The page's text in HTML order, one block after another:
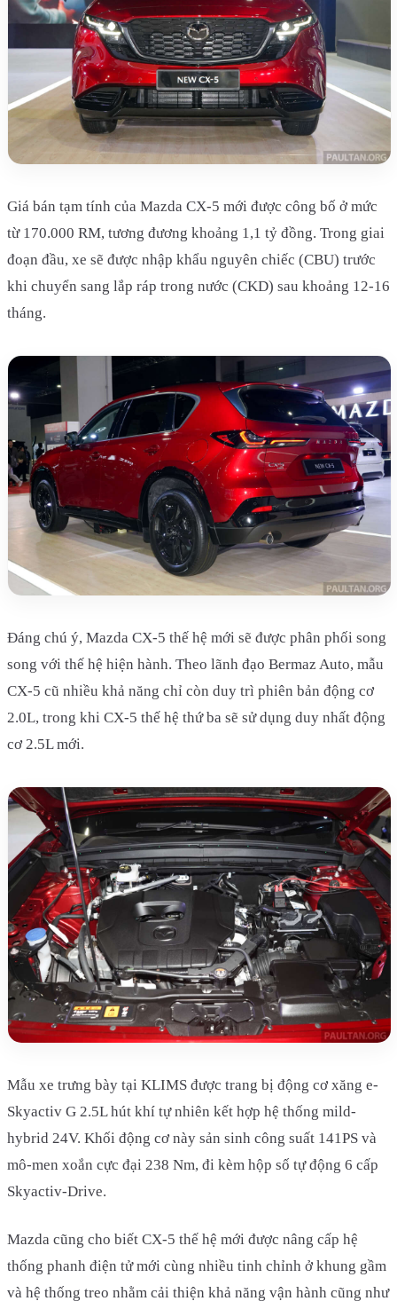
Giá bán tạm tính của Mazda CX-5 mới được công bố ở mức
từ 170.000 RM, tương đương khoảng 1,1 tỷ đồng. Trong giai
đoạn đầu, xe sẽ được nhập khẩu nguyên chiếc (CBU) trước
khi chuyển sang lắp ráp trong nước (CKD) sau khoảng 12-16
tháng.
Đáng chú ý, Mazda CX-5 thế hệ mới sẽ được phân phối song
song với thế hệ hiện hành. Theo lãnh đạo Bermaz Auto, mẫu
CX-5 cũ nhiều khả năng chỉ còn duy trì phiên bản động cơ
2.0L, trong khi CX-5 thế hệ thứ ba sẽ sử dụng duy nhất động
cơ 2.5L mới.
Mẫu xe trưng bày tại KLIMS được trang bị động cơ xăng e-
Skyactiv G 2.5L hút khí tự nhiên kết hợp hệ thống mild-
hybrid 24V. Khối động cơ này sản sinh công suất 141PS và
mô-men xoắn cực đại 238 Nm, đi kèm hộp số tự động 6 cấp
Skyactiv-Drive.
Mazda cũng cho biết CX-5 thế hệ mới được nâng cấp hệ
thống phanh điện tử mới cùng nhiều tinh chỉnh ở khung gầm
và hệ thống treo nhằm cải thiện khả năng vận hành cũng như